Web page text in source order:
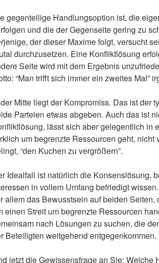
gegenteilige Handlungsoption ist, die
und die der Gegenseite gering zu
der dieser Maxime folgt, versucht
durchzusetzen. Eine Konfliktlösung
Seite wird mit dem Ergebnis
“Man trifft sich immer ein zweites Mal”
Mitte liegt der Kompromiss. Das ist der
Parteien etwas abgeben. Auch das ist
lässt sich aber gelegentlich in
um begrenzte Ressourcen geht, nicht
“den Kuchen zu vergrößern”.
Idealfall ist natürlich die Konsenslösung,
in vollem Umfang befriedigt
allem das Bewusstsein auf beiden Seiten,
einen Streit um begrenzte Ressourcen
nach Lösungen zu suchen, die
Beteiligten weitgehend entgegenkommen.
jetzt die Gewissensfrage an Sie: Welche